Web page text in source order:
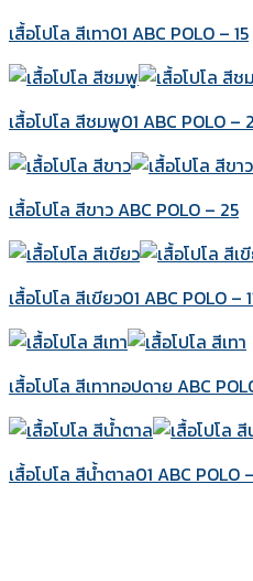
เสื้อโปโล สีเทา01 ABC POLO – 15
เสื้อโปโล สีชมพู01 ABC POLO –
เสื้อโปโล สีขาว ABC POLO – 25
เสื้อโปโล สีเขียว01 ABC POLO –
เสื้อโปโล สีเทาทอปดาย ABC
เสื้อโปโล สีน้ำตาล01 ABC POLO